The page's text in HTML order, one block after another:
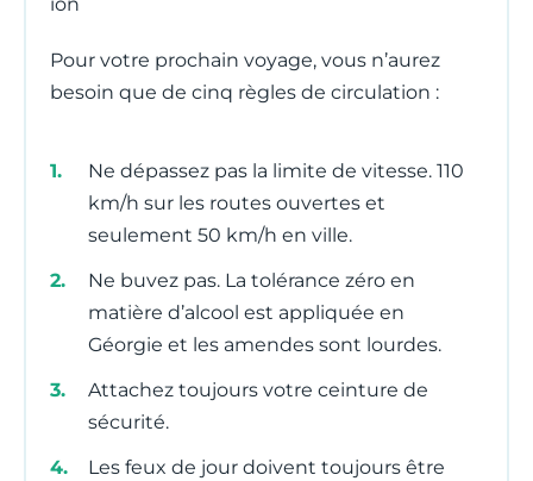
Pour votre prochain voyage, vous n’aurez
besoin que de cinq règles de circulation :
Ne dépassez pas la limite de vitesse. 110
km/h sur les routes ouvertes et
seulement 50 km/h en ville.
Ne buvez pas. La tolérance zéro en
matière d’alcool est appliquée en
Géorgie et les amendes sont lourdes.
Attachez toujours votre ceinture de
sécurité.
Les feux de jour doivent toujours être